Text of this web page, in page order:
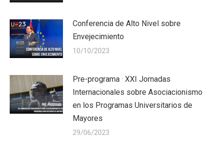
Conferencia de Alto Nivel sobre
Envejecimiento
10/10/2023
Pre-programa · XXI Jornadas
Internacionales sobre Asociacionismo
en los Programas Universitarios de
Mayores
29/06/2023